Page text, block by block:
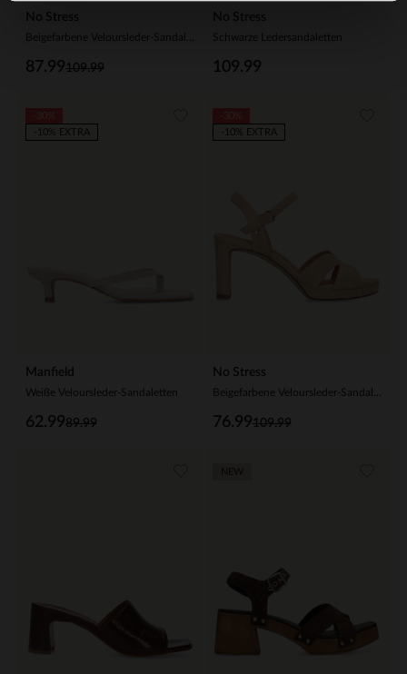
No Stress
109.99
87.99
No Stress
Schwarze Ledersandaletten
109.99
Manfield
Weiße Veloursleder-Sandaletten
89.99
62.99
-10% EXTRA
No Stress
109.99
76.99
-10% EXTRA